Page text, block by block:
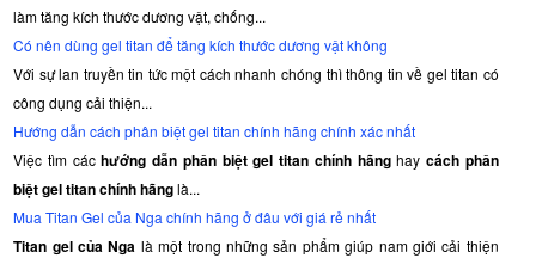
làm tăng kích thước dương vật, chống...
Có nên dùng gel titan để tăng kích thước dương vật không
Với sự lan truyền tin tức một cách nhanh chóng thì thông tin về gel titan có
công dụng cải thiện...
Hướng dẫn cách phân biệt gel titan chính hãng chính xác nhất
Việc tìm cáchướng dẫn phân biệt gel titan chính hãnghay cách phân
biệt gel titan chính hãnglà...
Mua Titan Gel của Nga chính hãng ở đâu với giá rẻ nhất
Titan gel của Nga là một trong những sản phẩm giúp nam giới cải thiện